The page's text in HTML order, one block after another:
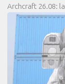
Archcraft 26.08: